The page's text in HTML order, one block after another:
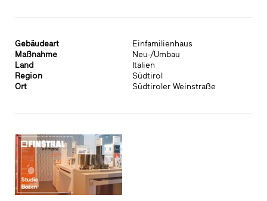
Gebäudeart
Einfamilienhaus
Maßnahme
Neu-/Umbau
Land
Italien
Region
Südtirol
Ort
Südtiroler Weinstraße